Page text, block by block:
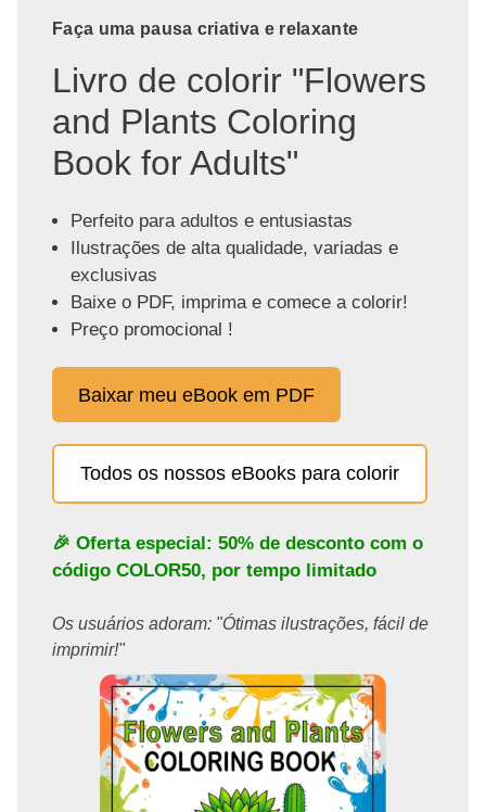
Faça uma pausa criativa e relaxante
Livro de colorir "Flowers
and Plants Coloring
Book for Adults"
Perfeito para adultos e entusiastas
Ilustrações de alta qualidade, variadas e
exclusivas
Baixe o PDF, imprima e comece a colorir!
Preço promocional !
Baixar meu eBook em PDF
Todos os nossos eBooks para colorir
🎉 Oferta especial: 50% de desconto com o
código COLOR50, por tempo limitado
Os usuários adoram: "Ótimas ilustrações, fácil de
imprimir!"